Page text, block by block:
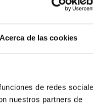
Acerca de las cookies
de redes
nuestros partners de